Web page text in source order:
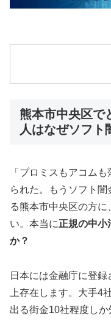
熊本市中央区で
人はなぜソフト
「プロミスもアコム
られた。もうソフト
る熊本市中央区の方
い。本当に正規の中小
か？
日本には金融庁に登
上存在します。大手4
出る街金10社程度し